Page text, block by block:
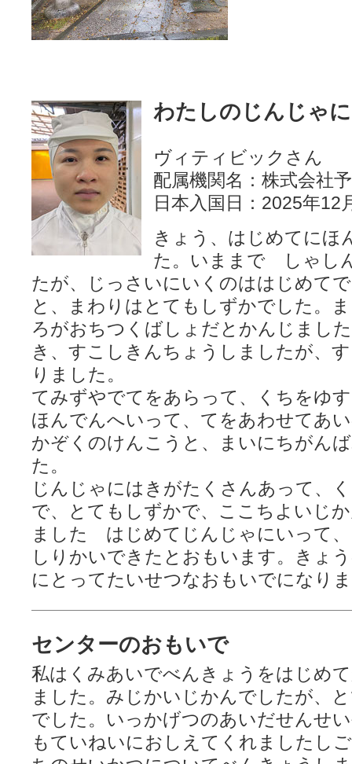
わたしのじんじゃ
ヴィティビックさん
配属機関名：株式会社
日本入国日：2025年12
きょう、はじめてにほ
た。いままで しゃし
たが、じっさいにいくのははじめて
と、まわりはとてもしずかでした。
ろがおちつくばしょだとかんじまし
き、すこしきんちょうしましたが、
りました。
てみずやでてをあらって、くちをゆ
ほんでんへいって、てをあわせてあ
かぞくのけんこうと、まいにちがん
た。
じんじゃにはきがたくさんあって、
で、とてもしずかで、ここちよいじ
ました はじめてじんじゃにいって
しりかいできたとおもいます。きょ
にとってたいせつなおもいでになり
センターのおもいで
私はくみあいでべんきょうをはじめ
ました。みじかいじかんでしたが、
でした。いっかげつのあいだせんせ
もていねいにおしえてくれましたし